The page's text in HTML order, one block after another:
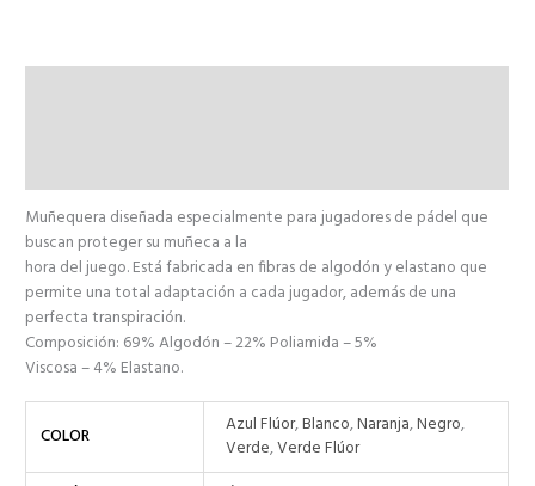
Muñequera diseñada especialmente para jugadores de pádel que
buscan proteger su muñeca a la
hora del juego. Está fabricada en fibras de algodón y elastano que
permite una total adaptación a cada jugador, además de una
perfecta transpiración.
Composición: 69% Algodón – 22% Poliamida – 5%
Viscosa – 4% Elastano.
COLOR Azul Flúor,Blanco,Naranja,Negro,
Verde,Verde Flúor